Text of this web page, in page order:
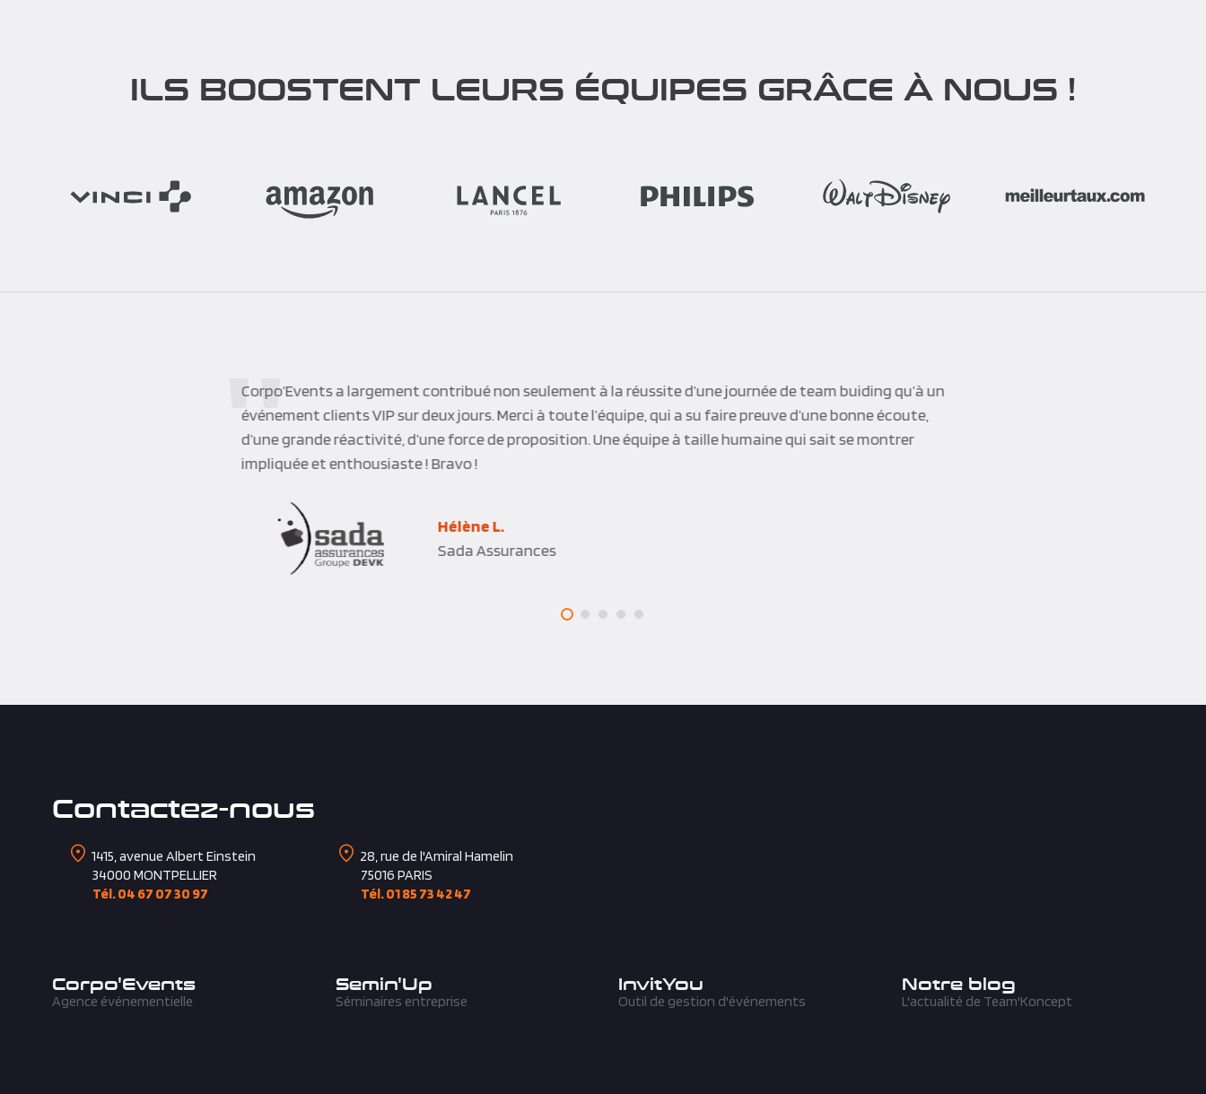
ILS BOOSTENT LEURS ÉQUIPES GRÂCE À NOUS !
Corpo’Events a largement contribué non seulement à la réussite d’une journée de team buiding qu’à un
événement clients VIP sur deux jours. Merci à toute l’équipe, qui a su faire preuve d’une bonne écoute,
d’une grande réactivité, d’une force de proposition. Une équipe à taille humaine qui sait se montrer
impliquée et enthousiaste ! Bravo !
Hélène L.
Sada Assurances
Contactez-nous
1415, avenue Albert Einstein
34000 MONTPELLIER
Tél. 04 67 07 30 97
28, rue de l'Amiral Hamelin
75016 PARIS
Tél. 01 85 73 42 47
Corpo'Events
Agence événementielle
Semin'Up
Séminaires entreprise
InvitYou
Outil de gestion d'événements
Notre blog
L'actualité de Team'Koncept